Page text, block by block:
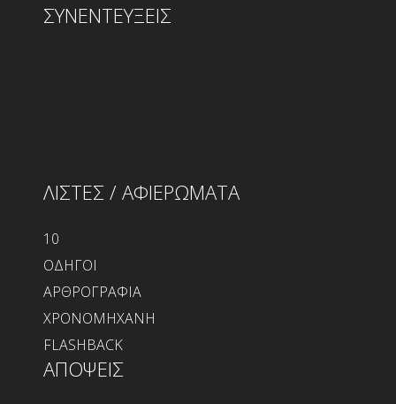
ΣΥΝΕΝΤΕΥΞΕΙΣ
ΛΙΣΤΕΣ / ΑΦΙΕΡΩΜΑΤΑ
10
ΟΔΗΓΟΙ
ΑΡΘΡΟΓΡΑΦΙΑ
ΧΡΟΝΟΜΗΧΑΝΗ
FLASHBACK
ΑΠΟΨΕΙΣ